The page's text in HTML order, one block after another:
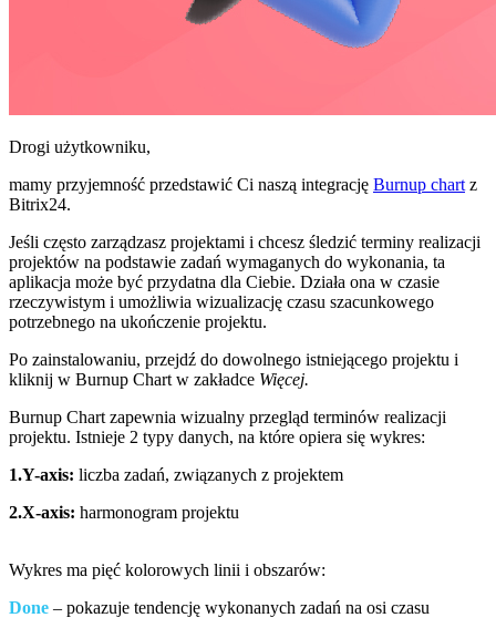
Drogi użytkowniku,
mamy przyjemność przedstawić Ci naszą integrację Burnup chartz
Bitrix24.
Jeśli często zarządzasz projektami i chcesz śledzić terminy realizacji
projektów na podstawie zadań wymaganych do wykonania, ta
aplikacja może być przydatna dla Ciebie. Działa ona w czasie
rzeczywistym i umożliwia wizualizację czasu szacunkowego
potrzebnego na ukończenie projektu.
Po zainstalowaniu, przejdź do dowolnego istniejącego projektu i
kliknij w Burnup Chart w zakładce Więcej.
Burnup Chart zapewnia wizualny przegląd terminów realizacji
projektu. Istnieje 2 typy danych, na które opiera się wykres:
1.Y-axis: liczba zadań, związanych z projektem
2.X-axis: harmonogram projektu
Wykres ma pięć kolorowych linii i obszarów:
Done – pokazuje tendencję wykonanych zadań na osi czasu